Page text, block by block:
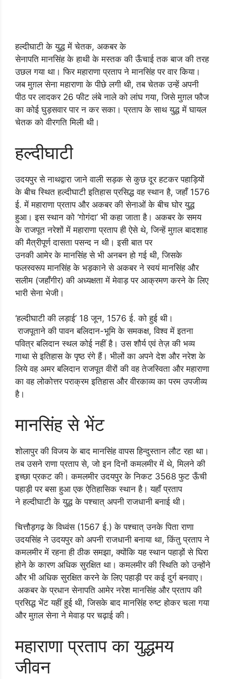
हल्दीघाटी के युद्ध में चेतक, अकबर के
सेनापति मानसिंह के हाथी के मस्तक की ऊँचाई तक बाज की तरह
उछल गया था। फिर महाराणा प्रताप ने मानसिंह पर वार किया।
जब मुग़ल सेना महाराणा के पीछे लगी थी, तब चेतक उन्हें अपनी
पीठ पर लादकर 26 फीट लंबे नाले को लांघ गया, जिसे मुग़ल फौज
का कोई घुड़सवार पार न कर सका। प्रताप के साथ युद्ध में घायल
चेतक को वीरगति मिली थी।
हल्दीघाटी
उदयपुर से नाथद्वारा जाने वाली सड़क से कुछ दूर हटकर पहाड़ियों
के बीच स्थित हल्दीघाटी इतिहास प्रसिद्ध वह स्थान है, जहाँ 1576
ई. में महाराणा प्रताप और अकबर की सेनाओं के बीच घोर युद्ध
हुआ। इस स्थान को ‘गोगंदा’ भी कहा जाता है। अकबर के समय
के राजपूत नरेशों में महाराणा प्रताप ही ऐसे थे, जिन्हें मुग़ल बादशाह
की मैत्रीपूर्ण दासता पसन्द न थी। इसी बात पर
उनकी आमेर के मानसिंह से भी अनबन हो गई थी, जिसके
फलस्वरूप मानसिंह के भड़काने से अकबर ने स्वयं मानसिंह और
सलीम (जहाँगीर) की अध्यक्षता में मेवाड़ पर आक्रमण करने के लिए
भारी सेना भेजी।
‘हल्दीघाटी की लड़ाई’ 18 जून, 1576 ई. को हुई थी।
राजपूताने की पावन बलिदान-भूमि के समकक्ष, विश्व में इतना
पवित्र बलिदान स्थल कोई नहीं है। उस शौर्य एवं तेज़ की भव्य
गाथा से इतिहास के पृष्ठ रंगे हैं। भीलों का अपने देश और नरेश के
लिये वह अमर बलिदान राजपूत वीरों की वह तेजस्विता और महाराणा
का वह लोकोत्तर पराक्रम इतिहास और वीरकाव्य का परम उपजीव्य
है।
मानसिंह से भेंट
शोलापुर की विजय के बाद मानसिंह वापस हिन्दुस्तान लौट रहा था।
तब उसने राणा प्रताप से, जो इन दिनों कमलमीर में थे, मिलने की
इच्छा प्रकट की। कमलमीर उदयपुर के निकट 3568 फुट ऊँची
पहाड़ी पर बसा हुआ एक ऐतिहासिक स्थान है। यहाँ प्रताप
ने हल्दीघाटी के युद्ध के पश्चात् अपनी राजधानी बनाई थी।
चित्तौड़गढ़ के विध्वंस (1567 ई.) के पश्चात् उनके पिता राणा
उदयसिंह ने उदयपुर को अपनी राजधानी बनाया था, किंतु प्रताप ने
कमलमीर में रहना ही ठीक समझा, क्योंकि यह स्थान पहाड़ों से घिरा
होने के कारण अधिक सुरक्षित था। कमलमीर की स्थिति को उन्होंने
और भी अधिक सुरक्षित करने के लिए पहाड़ी पर कई दुर्ग बनवाए।
अकबर के प्रधान सेनापति आमेर नरेश मानसिंह और प्रताप की
प्रसिद्ध भेंट यहीं हुई थी, जिसके बाद मानसिंह रुष्ट होकर चला गया
और मुग़ल सेना ने मेवाड़ पर चढ़ाई की।
महाराणा प्रताप का युद्धमय
जीवन